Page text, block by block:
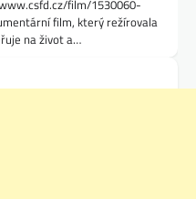
film/1530060-
film, který režírovala
na život a…